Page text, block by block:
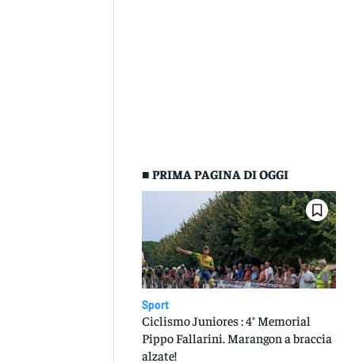
■ PRIMA PAGINA DI OGGI
Sport
Ciclismo Juniores : 4° Memorial
Pippo Fallarini. Marangon a braccia
alzate!